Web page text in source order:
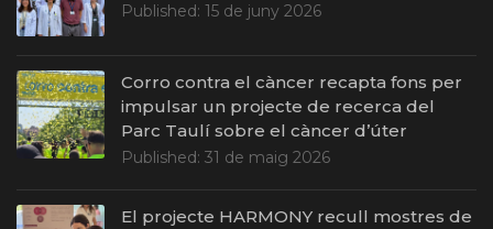
Published: 15 de juny 2026
Corro contra el càncer recapta fons per
impulsar un projecte de recerca del
Parc Taulí sobre el càncer d’úter
Published: 31 de maig 2026
El projecte HARMONY recull mostres de